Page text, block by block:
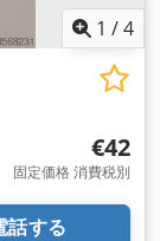
1 /4
€42
固定価格 消費税別
話する